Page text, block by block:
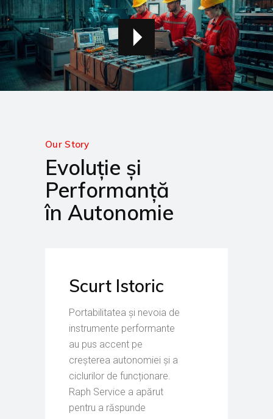
Our Story
Evoluție și
Performanță
în Autonomie
Scurt Istoric
Portabilitatea și nevoia de
instrumente performante
au pus accent pe
creșterea autonomiei și a
ciclurilor de funcționare.
Raph Service a apărut
pentru a răspunde